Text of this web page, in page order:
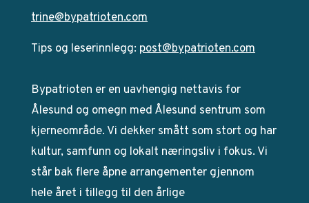
trine@bypatrioten.com
Tips og leserinnlegg: post@bypatrioten.com
Bypatrioten er en uavhengig nettavis for
Ålesund og omegn med Ålesund sentrum som
kjerneområde. Vi dekker smått som stort og har
kultur, samfunn og lokalt næringsliv i fokus. Vi
står bak flere åpne arrangementer gjennom
hele året i tillegg til den årlige